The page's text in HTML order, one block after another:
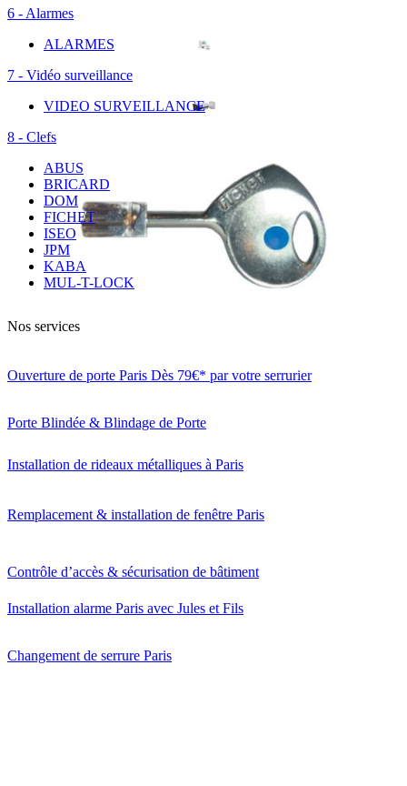
6 - Alarmes
ALARMES
7 - Vidéo surveillance
VIDEO SURVEILLANCE
8 - Clefs
ABUS
BRICARD
DOM
FICHET
ISEO
JPM
KABA
MUL-T-LOCK
Nos services
Ouverture de porte Paris Dès 79€* par votre serrurier
Porte Blindée & Blindage de Porte
Installation de rideaux métalliques à Paris
Remplacement & installation de fenêtre Paris
Contrôle d’accès & sécurisation de bâtiment
Installation alarme Paris avec Jules et Fils
Changement de serrure Paris